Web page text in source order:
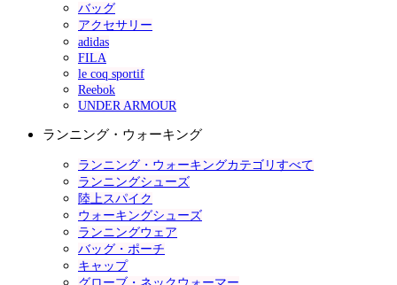
バッグ
アクセサリー
adidas
FILA
le coq sportif
Reebok
UNDER ARMOUR
ランニング・ウォーキング
ランニング・ウォーキングカテゴリすべて
ランニングシューズ
陸上スパイク
ウォーキングシューズ
ランニングウェア
バッグ・ポーチ
キャップ